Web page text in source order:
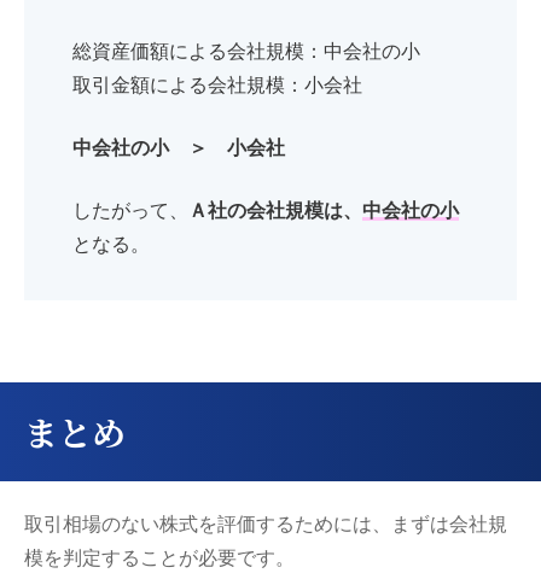
総資産価額による会社規模：中会社の小
取引金額による会社規模：小会社
中会社の小 ＞ 小会社
したがって、 Ａ社の会社規模は、 中会社の小
となる。
まとめ
取引相場のない株式を評価するためには、まずは会社規
模を判定することが必要です。